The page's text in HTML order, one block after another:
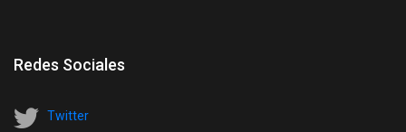
Redes Sociales
Twitter